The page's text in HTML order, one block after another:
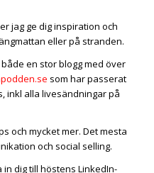
jag ge dig inspiration och
eller på stranden.
en stor blogg med över
som har passerat
inkl alla livesändningar på
och mycket mer. Det mesta
och social selling.
dig till höstens LinkedIn-